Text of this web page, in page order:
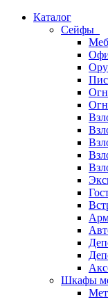
Каталог
Сейфы
Шкафы